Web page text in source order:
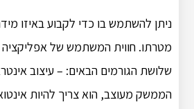
ניתן להשתמש בו כדי לקבוע באיזו
מטרתו. חווית המשתמש של אפליקציה
שלושת הגורמים הבאים: – עיצוב
הממשק מעוצב, הוא צריך להיות